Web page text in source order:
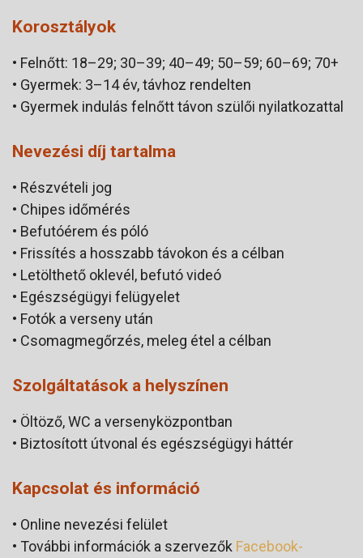
Korosztályok
• Felnőtt: 18–29; 30–39; 40–49; 50–59; 60–69; 70+
• Gyermek: 3–14 év, távhoz rendelten
• Gyermek indulás felnőtt távon szülői nyilatkozattal
Nevezési díj tartalma
• Részvételi jog
• Chipes időmérés
• Befutóérem és póló
• Frissítés a hosszabb távokon és a célban
• Letölthető oklevél, befutó videó
• Egészségügyi felügyelet
• Fotók a verseny után
• Csomagmegőrzés, meleg étel a célban
Szolgáltatások a helyszínen
• Öltöző, WC a versenyközpontban
• Biztosított útvonal és egészségügyi háttér
Kapcsolat és információ
• Online nevezési felület
• További információk a szervezők Facebook-